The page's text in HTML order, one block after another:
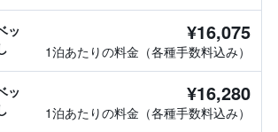
ッ
¥16,075
1泊あたりの料金（各種手数料込み）
ッ
¥16,280
1泊あたりの料金（各種手数料込み）